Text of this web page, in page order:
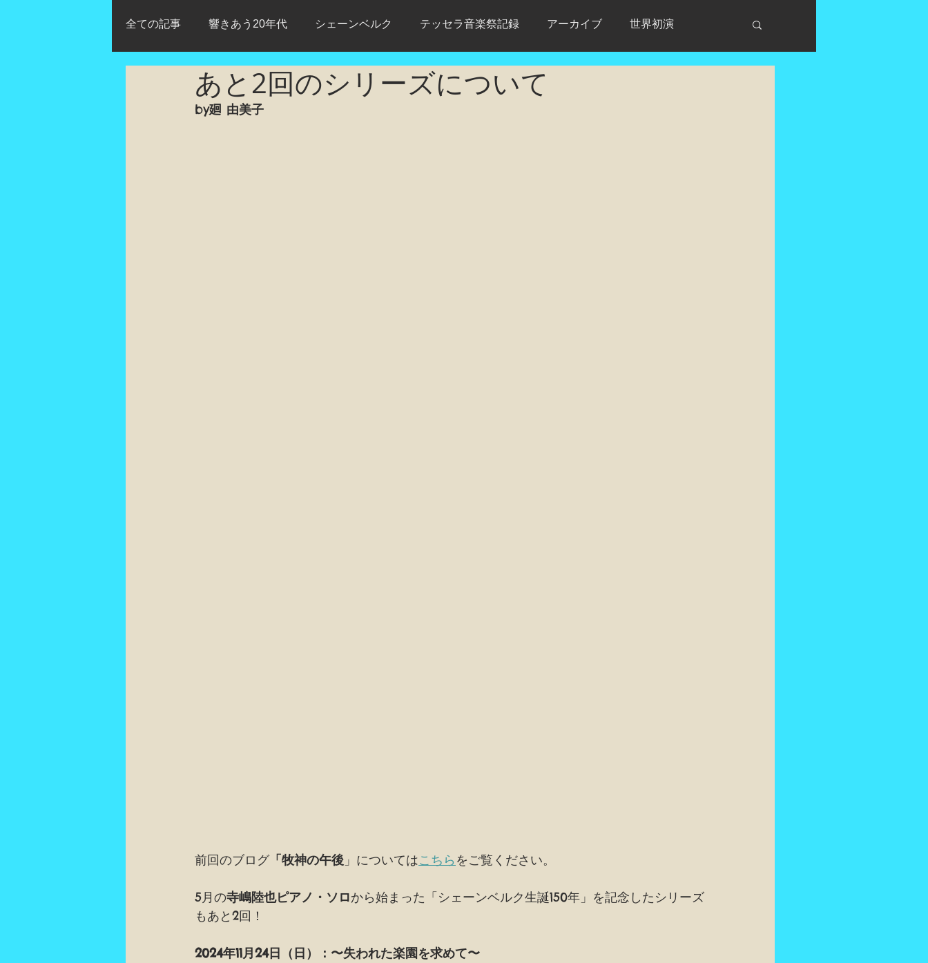
全ての記事 響きあう20年代 シェーンベルク テッセラ音楽祭記録 アーカイブ 世界初演
改定初演 動画あり 初演の記録 Schoenberg モダン・タイムス
あと2回のシリーズについて
by廻 由美子
前回のブログ「牧神の午後 」についてはこちら をご覧ください。
5月の寺嶋陸也ピアノ・ソロから始まった「シェーンベルク生誕150年」を記念したシリーズ
もあと2回！
2024年11月24日（日）：〜失われた楽園を求めて〜